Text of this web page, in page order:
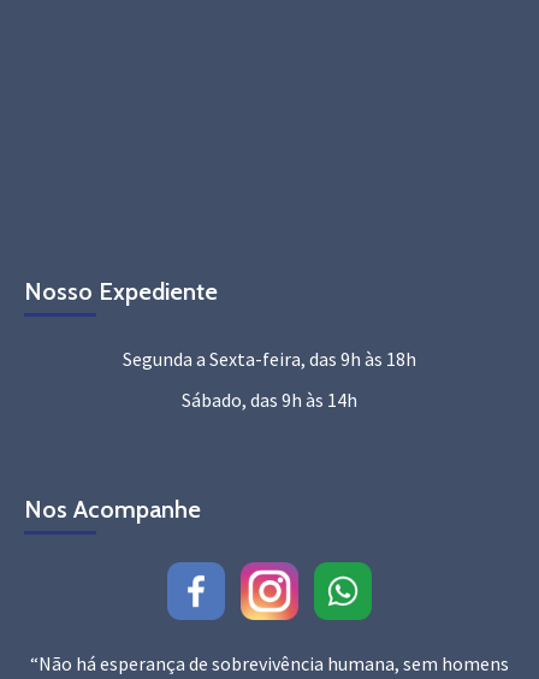
Nosso Expediente
Segunda a Sexta-feira, das 9h às 18h
Sábado, das 9h às 14h
Nos Acompanhe
“Não há esperança de sobrevivência humana, sem homens